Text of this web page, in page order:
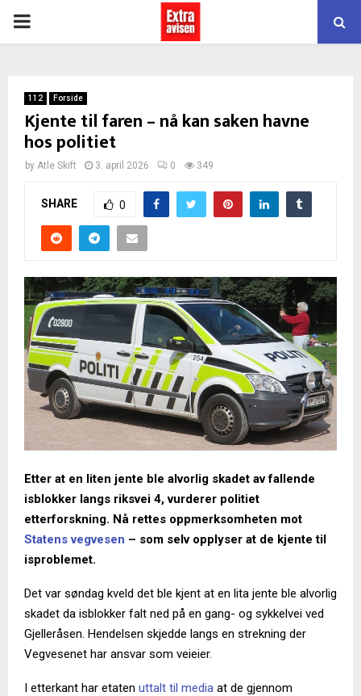
PRIMARY
112 Forside
Kjente til faren – nå kan saken havne
hos politiet
by Atle Skift 3. april 2026 0 349
SHARE 0
Etter at en liten jente ble alvorlig skadet av fallende
isblokker langs riksvei 4, vurderer politiet
etterforskning. Nå rettes oppmerksomheten mot
Statens vegvesen – som selv opplyser at de kjente til
isproblemet.
Det var søndag kveld det ble kjent at en lita jente ble alvorlig
skadet da isblokker falt ned på en gang- og sykkelvei ved
Gjelleråsen. Hendelsen skjedde langs en strekning der
Vegvesenet har ansvar som veieier.
I etterkant har etaten uttalt til media at de gjennom